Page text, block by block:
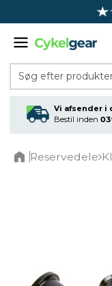
Søg efter
Vi afsender i
Bestil inden
Reservedele